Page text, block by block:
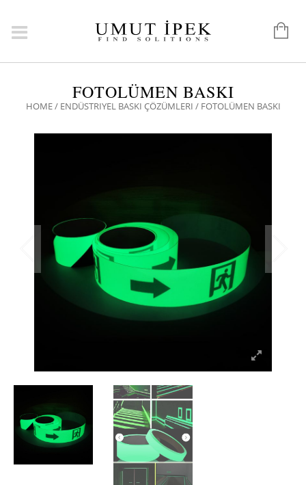
FOTOLÜMEN BASKI
HOME/ ENDÜSTRIYEL BASKI ÇÖZÜMLERI / FOTOLÜMEN BASKI